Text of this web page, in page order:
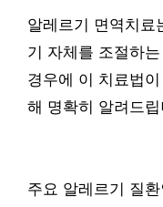
알레르기 면역치료
기 자체를 조절하
경우에 이 치료법
해 명확히 알려드
주요 알레르기 질